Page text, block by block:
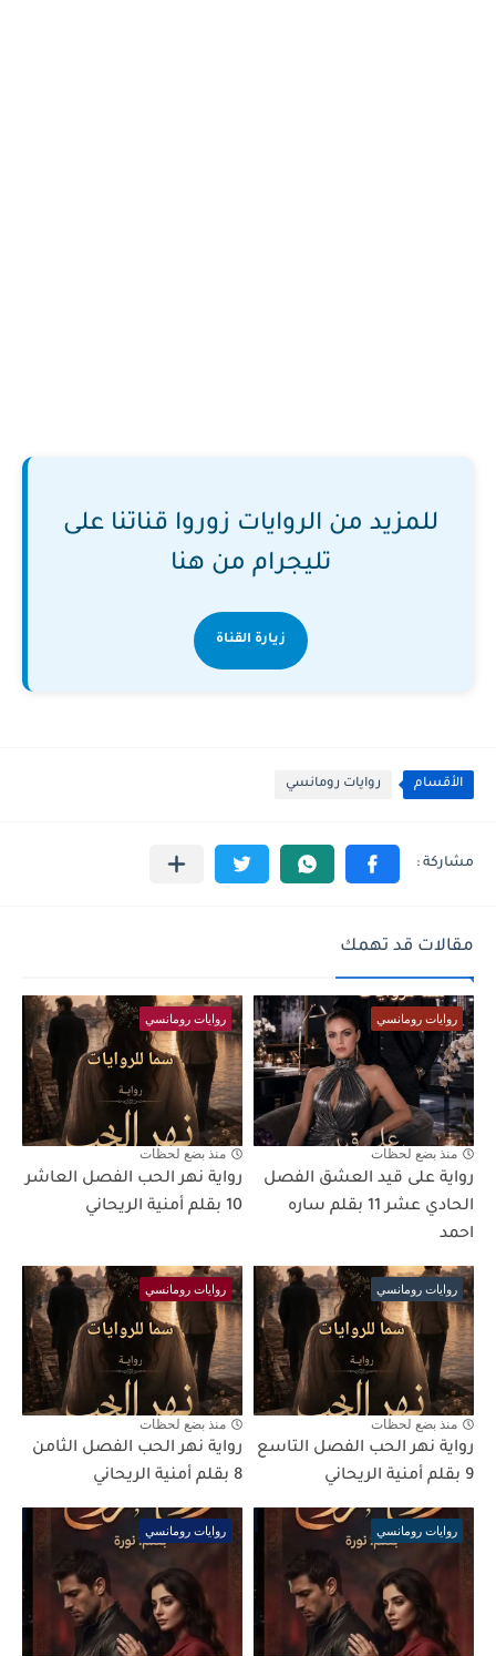
للمزيد من الروايات زوروا قناتنا على
تليجرام من هنا
زيارة القناة
الأقسام روايات رومانسي
مقالات قد تهمك
روايات رومانسي
منذ بضع لحظات
رواية على قيد العشق الفصل
الحادي عشر 11 بقلم ساره
احمد
روايات رومانسي
منذ بضع لحظات
رواية نهر الحب الفصل العاشر
10 بقلم أمنية الريحاني
روايات رومانسي
منذ بضع لحظات
رواية نهر الحب الفصل التاسع
9 بقلم أمنية الريحاني
روايات رومانسي
منذ بضع لحظات
رواية نهر الحب الفصل الثامن
8 بقلم أمنية الريحاني
روايات رومانسي روايات رومانسي